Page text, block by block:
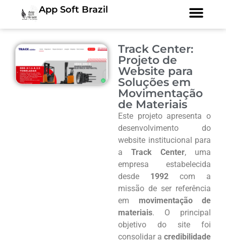
App Soft Brazil
Track Center:
Projeto de
Website para
Soluções em
Movimentação
de Materiais
Este projeto apresenta o
desenvolvimento do
website institucional para
a Track Center, uma
empresa estabelecida
desde 1992 com a
missão de ser referência
em movimentação de
materiais. O principal
objetivo do site foi
consolidar a credibilidade